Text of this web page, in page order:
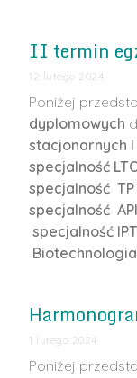
II termin
12 lutego 2024
Poniżej
dyplomowych
stacjonarnych I
specjalność
specjalność TP
specjalność
specjalność
Biotechnologia
1 lutego 2024
Poniżej